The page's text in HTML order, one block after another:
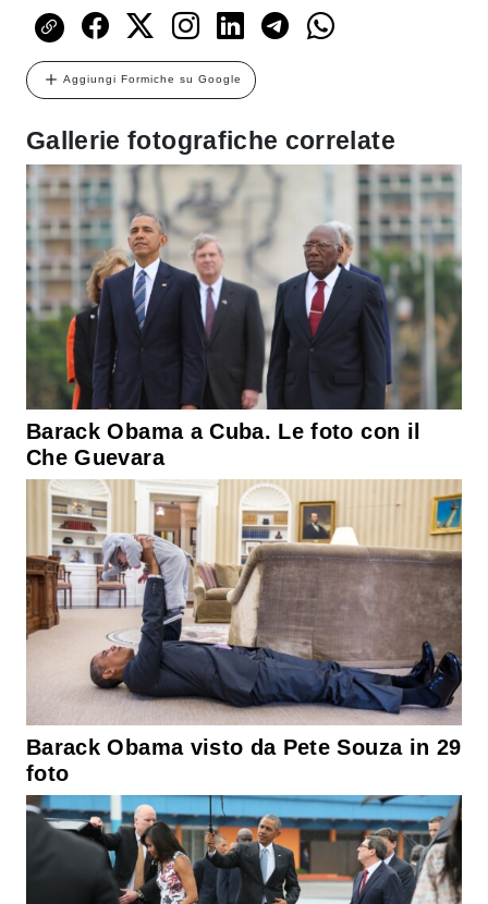
Aggiungi Formiche su Google
Gallerie fotografiche correlate
Barack Obama a Cuba. Le foto con il
Che Guevara
Barack Obama visto da Pete Souza in 29
foto